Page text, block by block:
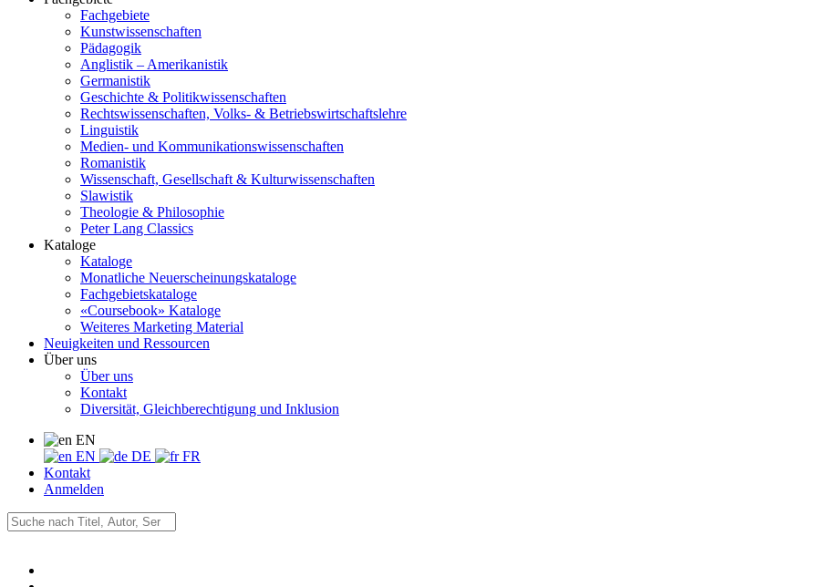
Fachgebiete
Kunstwissenschaften
Pädagogik
Anglistik – Amerikanistik
Germanistik
Geschichte & Politikwissenschaften
Rechtswissenschaften, Volks- & Betriebswirtschaftslehre
Linguistik
Medien- und Kommunikationswissenschaften
Romanistik
Wissenschaft, Gesellschaft & Kulturwissenschaften
Slawistik
Theologie & Philosophie
Peter Lang Classics
Kataloge
Kataloge
Monatliche Neuerscheinungskataloge
Fachgebietskataloge
«Coursebook» Kataloge
Weiteres Marketing Material
Neuigkeiten und Ressourcen
Über uns
Über uns
Kontakt
Diversität, Gleichberechtigung und Inklusion
EN
EN
DE
FR
Kontakt
Anmelden